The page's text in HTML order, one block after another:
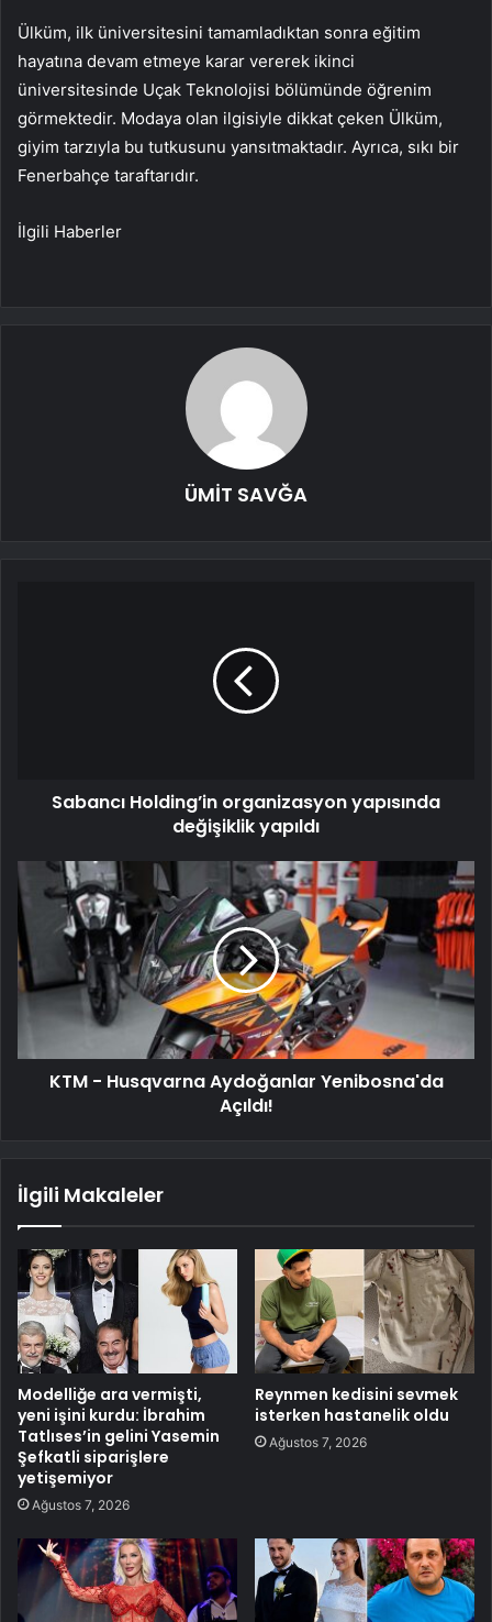
Ülküm, ilk üniversitesini tamamladıktan sonra eğitim
hayatına devam etmeye karar vererek ikinci
üniversitesinde Uçak Teknolojisi bölümünde öğrenim
görmektedir. Modaya olan ilgisiyle dikkat çeken Ülküm,
giyim tarzıyla bu tutkusunu yansıtmaktadır. Ayrıca, sıkı bir
Fenerbahçe taraftarıdır.
İlgili Haberler
ÜMİT SAVĞA
Sabancı Holding’in organizasyon yapısında
değişiklik yapıldı
KTM - Husqvarna Aydoğanlar Yenibosna'da
Açıldı!
İlgili Makaleler
Modelliğe ara vermişti,
yeni işini kurdu: İbrahim
Tatlıses’in gelini Yasemin
Şefkatli siparişlere
yetişemiyor
Ağustos 7, 2026
Reynmen kedisini sevmek
isterken hastanelik oldu
Ağustos 7, 2026